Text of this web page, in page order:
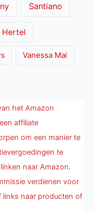
Santiano
Hertel
Vanessa Mai
het Amazon
affiliate
om een manier te
te
naar Amazon.
verdienen voor
links naar producten of